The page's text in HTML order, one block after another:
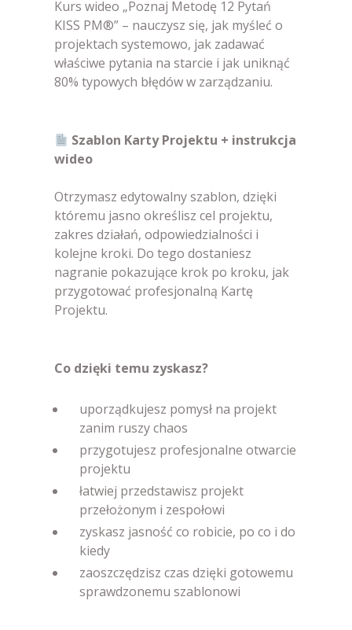
Kurs wideo „Poznaj Metodę 12 Pytań
KISS PM®” – nauczysz się, jak myśleć o
projektach systemowo, jak zadawać
właściwe pytania na starcie i jak uniknąć
80% typowych błędów w zarządzaniu.
Szablon Karty Projektu + instrukcja
wideo
Otrzymasz edytowalny szablon, dzięki
któremu jasno określisz cel projektu,
zakres działań, odpowiedzialności i
kolejne kroki. Do tego dostaniesz
nagranie pokazujące krok po kroku, jak
przygotować profesjonalną Kartę
Projektu.
Co dzięki temu zyskasz?
uporządkujesz pomysł na projekt
zanim ruszy chaos
przygotujesz profesjonalne otwarcie
projektu
łatwiej przedstawisz projekt
przełożonym i zespołowi
zyskasz jasność co robicie, po co i do
kiedy
zaoszczędzisz czas dzięki gotowemu
sprawdzonemu szablonowi